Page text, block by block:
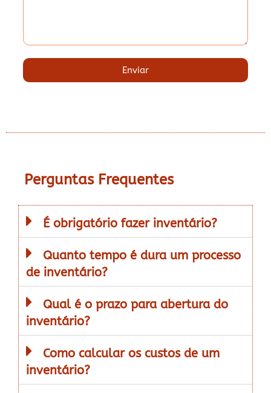
Enviar
Perguntas Frequentes
É obrigatório fazer inventário?
Quanto tempo é dura um processo
de inventário?
Qual é o prazo para abertura do
inventário?
Como calcular os custos de um
inventário?